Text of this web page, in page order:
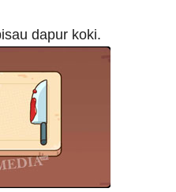
dapur koki.